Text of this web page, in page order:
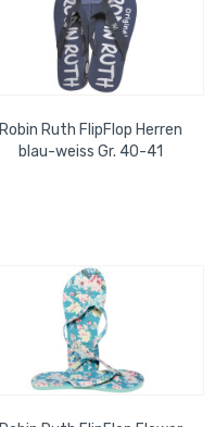
Robin Ruth FlipFlop Herren
blau-weiss Gr. 40-41